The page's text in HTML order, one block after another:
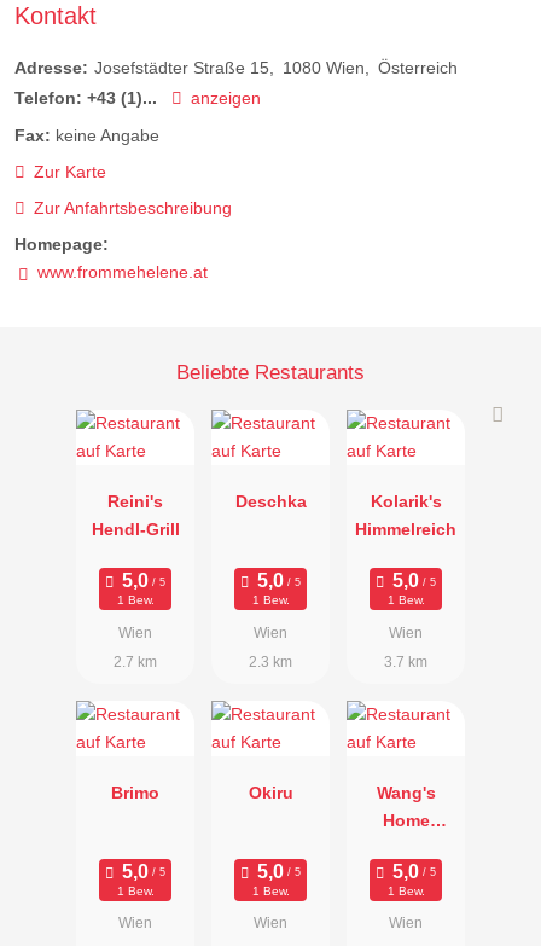
Kontakt
Adresse: Josefstädter Straße 15 1080 Wien
Österreich
Telefon: +43 (1)...
anzeigen
Fax: keine Angabe
Zur Karte
Zur Anfahrtsbeschreibung
Homepage:
www.frommehelene.at
Beliebte Restaurants
Reini's
Hendl-Grill
1 Bew.
Wien
2.7 km
Deschka
1 Bew.
Wien
2.3 km
Kolarik's
Himmelreich
1 Bew.
Wien
3.7 km
Brimo
1 Bew.
Wien
Okiru
1 Bew.
Wien
Wang's
Home
1 Bew.
Wien